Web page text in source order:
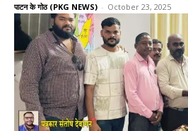
पाटन के गोठ (PKG NEWS) - October 23, 2025